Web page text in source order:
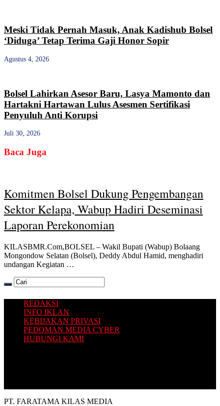
Meski Tidak Pernah Masuk, Anak Kadishub Bolsel
‘Diduga’ Tetap Terima Gaji Honor Sopir
Agustus 4, 2026
Bolsel Lahirkan Asesor Baru, Lasya Mamonto dan
Hartakni Hartawan Lulus Asesmen Sertifikasi
Penyuluh Anti Korupsi
Juli 30, 2026
Baca Juga
Komitmen Bolsel Dukung Pengembangan
Sektor Kelapa, Wabup Hadiri Deseminasi
Laporan Perekonomian
KILASBMR.Com,BOLSEL – Wakil Bupati (Wabup) Bolaang
Mongondow Selatan (Bolsel), Deddy Abdul Hamid, menghadiri
undangan Kegiatan …
REDAKSI
INFO IKLAN
KEBIJAKAN PRIVASI
PEDOMAN MEDIA CYBER
HUBUNGI KAMI
PT. FARATAMA KILAS MEDIA